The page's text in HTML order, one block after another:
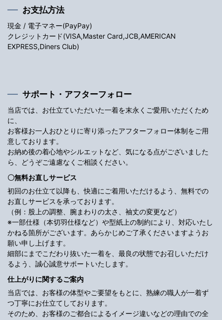
お支払方法
現金 / 電子マネー(PayPay)
クレジットカード(VISA,Master Card,JCB,AMERICAN
EXPRESS,Diners Club)
サポート・アフターフォロー
当店では、お仕立ていただいた一着を末永くご愛用いただくため
に、
お客様お一人おひとりに寄り添ったアフターフォロー体制をご用
意しております。
お納め後の着心地やシルエットなど、気になる点がございました
ら、どうぞご遠慮なくご相談ください。
〇無料お直しサービス
初回のお仕立て以降も、快適にご着用いただけるよう、無料での
お直しサービスを承っております。
（例：股上の調整、腕まわりの太さ、袖丈の変更など）
※一部仕様（本切羽仕様など）や型紙上の制約により、対応いたし
かねる箇所がございます。あらかじめご了承くださいますようお
願い申し上げます。
細部にまでこだわり抜いた一着を、最良の状態でお召しいただけ
るよう、誠心誠意サポートいたします。
仕上がりに関するご案内
当店では、お客様の体型やご要望をもとに、熟練の職人が一着ず
つ丁寧にお仕立てしております。
そのため、お客様のご都合によるイメージ違いなどの理由での全